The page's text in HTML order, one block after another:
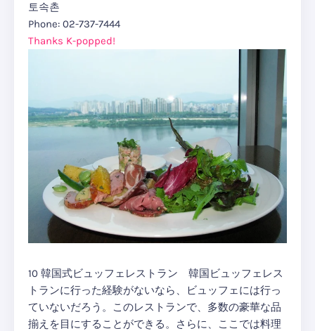
토속촌
Phone: 02-737-7444
Thanks K-popped!
10 韓国式ビュッフェレストラン 韓国ビュッフェレス
トランに行った経験がないなら、ビュッフェには行っ
ていないだろう。このレストランで、多数の豪華な品
揃えを目にすることができる。さらに、ここでは料理